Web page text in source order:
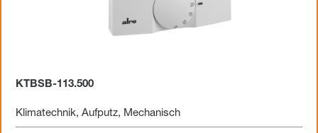
KTBSB-113.500
Klimatechnik, Aufputz, Mechanisch